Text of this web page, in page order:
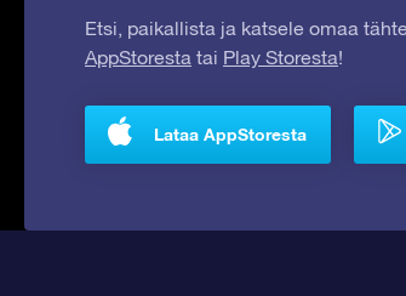
Etsi, paikallista ja katsele omaa
AppStoresta tai Play Storesta!
Lataa AppStoresta